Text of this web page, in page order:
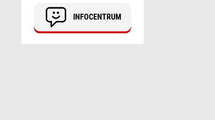
INFOCENTRUM